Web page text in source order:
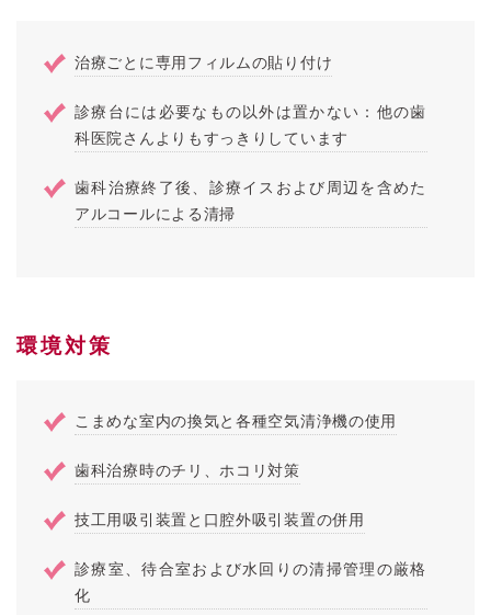
治療ごとに専用フィルムの貼り付け
診療台には必要なもの以外は置かない：他の歯
科医院さんよりもすっきりしています
歯科治療終了後、診療イスおよび周辺を含めた
アルコールによる清掃
環境対策
こまめな室内の換気と各種空気清浄機の使用
歯科治療時のチリ、ホコリ対策
技工用吸引装置と口腔外吸引装置の併用
診療室、待合室および水回りの清掃管理の厳格
化